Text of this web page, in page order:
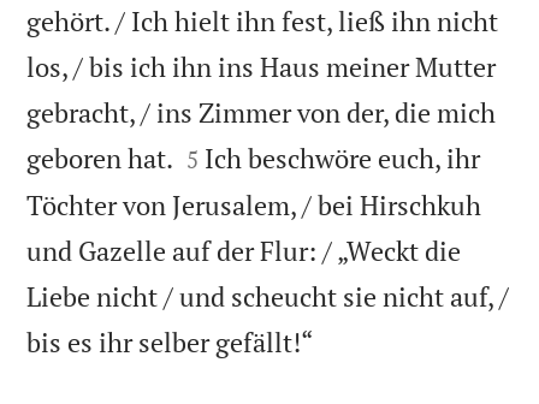
gehört. / Ich hielt ihn fest, ließ ihn nicht
los, / bis ich ihn ins Haus meiner Mutter
gebracht, / ins Zimmer von der, die mich
geboren hat. 

5 Ich beschwöre euch, ihr
Töchter von Jerusalem, / bei Hirschkuh
und Gazelle auf der Flur: / „Weckt die
Liebe nicht / und scheucht sie nicht auf, /
bis es ihr selber gefällt!“